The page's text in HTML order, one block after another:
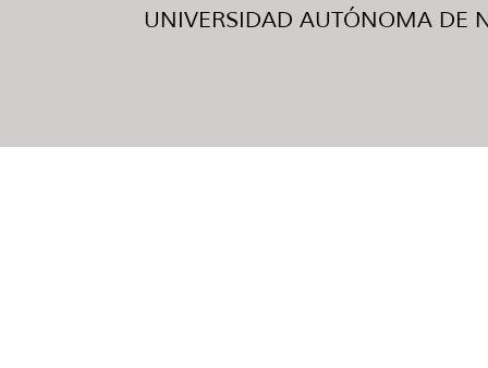
UNIVERSIDAD AUTÓNOMA DE